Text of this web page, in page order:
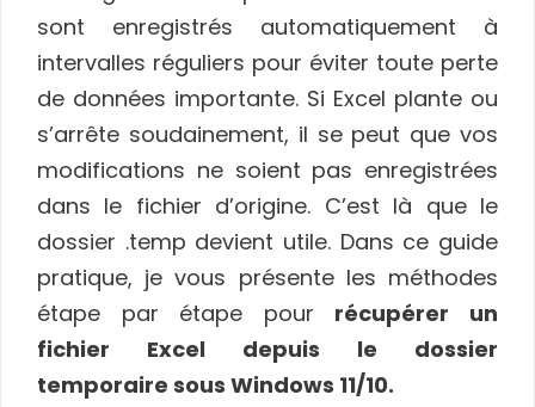
sont enregistrés automatiquement à
intervalles réguliers pour éviter toute perte
de données importante. Si Excel plante ou
s’arrête soudainement, il se peut que vos
modifications ne soient pas enregistrées
dans le fichier d’origine. C’est là que le
dossier .temp devient utile. Dans ce guide
pratique, je vous présente les méthodes
étape par étape pour récupérer un
fichier Excel depuis le dossier
temporaire sous Windows 11/10.